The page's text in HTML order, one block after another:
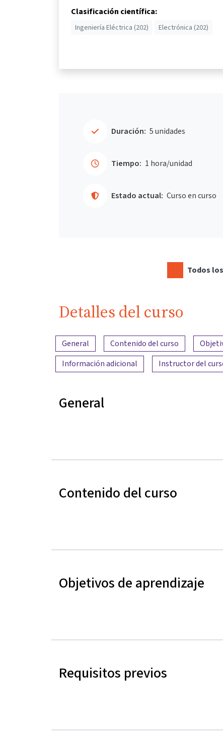
Clasificación científica:
Ingeniería Eléctrica (202) Electrónica (202)
Duración: 5 unidades
Tiempo: 1 hora/unidad
Estado actual: Curso en curso
Todos
Detalles del curso
Resumen del contenido
General Contenido del curso
Información adicional
Instructor del
General
Contenido del curso
Objetivos de aprendizaje
Requisitos previos